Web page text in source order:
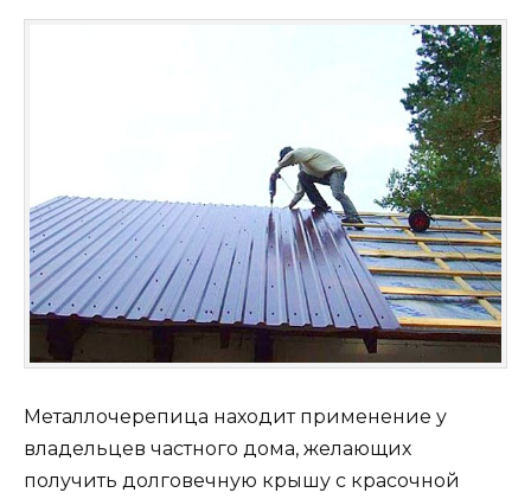
Металлочерепица находит применение у
владельцев частного дома, желающих
получить долговечную крышу с красочной